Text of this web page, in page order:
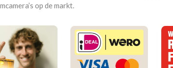
op de markt.